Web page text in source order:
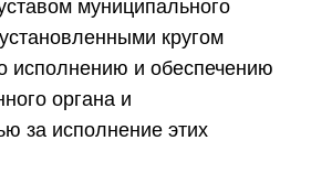
муниципального
кругом
исполнению и обеспечению
органа и
за исполнение этих